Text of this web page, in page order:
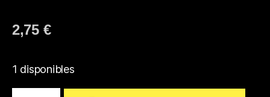
2,75 €
1 disponibles